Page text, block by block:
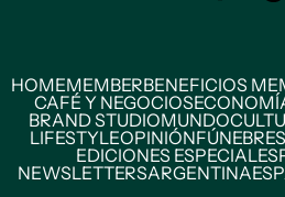
HOMEMEMBERBENEFICIOS
CAFÉ Y NEGOCIOS
BRAND STUDIOMUNDO
LIFESTYLEOPINIÓNFÚNEBRES
EDICIONES ESPECIALES
NEWSLETTERSARGENTINA